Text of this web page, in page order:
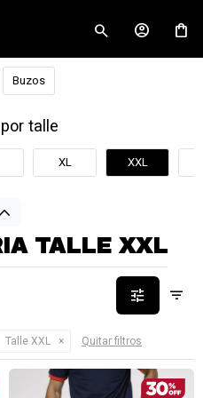
Buzos
talle
XL XXL
TALLE XXL
Talle XXL Quitar filtros